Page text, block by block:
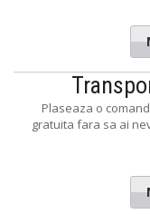
Plaseaza o
gratuita fara sa ai